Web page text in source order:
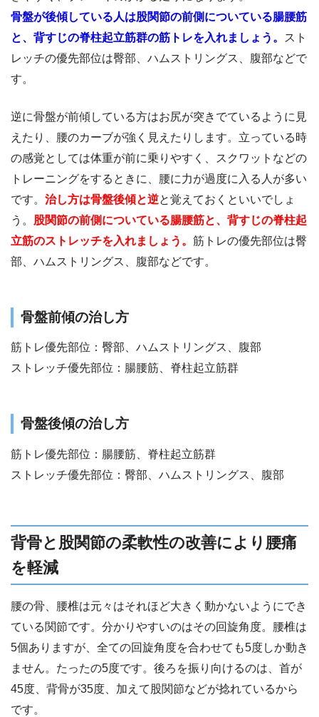
骨盤が後傾している人は股関節の前側についている腸腰筋
と、背すじの脊柱起立筋群の筋トレを入れましょう。
スト
レッチの優先部位は臀部、ハムストリングス、腹部などで
す。
逆に骨盤が前傾している方はお尻が突きでているように見
えたり、腰のカーブが強く見えたりします。立っている時
の感覚としては体重が前に乗りやすく、スクワットなどの
トレーニングをするときに、腰に力が過度に入る人が多い
です。 治し方は骨盤後傾と逆と覚えておくといいでしょ
う。 股関節の前側についている腸腰筋と、背すじの脊柱起
立筋のストレッチを入れましょう。 筋トレの優先部位は臀
部、ハムストリングス、腹部などです。
骨盤前傾の治し方
筋トレ優先部位：臀部、ハムストリングス、腹部
ストレッチ優先部位：腸腰筋、脊柱起立筋群
骨盤後傾の治し方
筋トレ優先部位：腸腰筋、脊柱起立筋群
ストレッチ優先部位：臀部、ハムストリングス、腹部
背骨と股関節の柔軟性の改善により腰痛
を軽減
腰の骨、腰椎は元々はそれほど大きく動かないようにでき
ている関節です。分かりやすいのはその回旋角度。腰椎は
5個ありますが、全ての回旋角度を合わせても5度しか動き
ません。たったの5度です。後ろを振り向けるのは、首が
45度、背骨が35度、加えて股関節などが捻れているから
です。